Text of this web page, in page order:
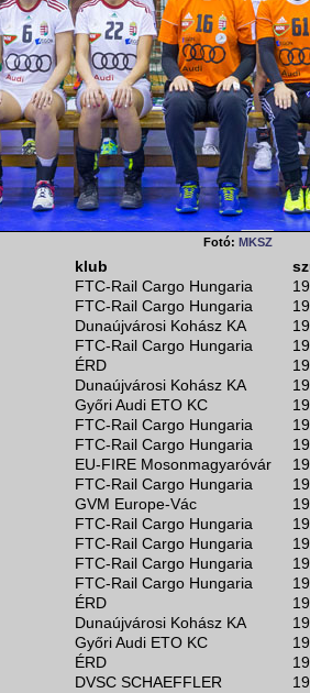
Fotó: MKSZ
klub
FTC-Rail Cargo Hungaria
FTC-Rail Cargo Hungaria
Dunaújvárosi Kohász KA
FTC-Rail Cargo Hungaria
ÉRD
Dunaújvárosi Kohász KA
Győri Audi ETO KC
FTC-Rail Cargo Hungaria
FTC-Rail Cargo Hungaria
EU-FIRE Mosonmagyaróvár
FTC-Rail Cargo Hungaria
GVM Europe-Vác
FTC-Rail Cargo Hungaria
FTC-Rail Cargo Hungaria
FTC-Rail Cargo Hungaria
FTC-Rail Cargo Hungaria
ÉRD
Dunaújvárosi Kohász KA
Győri Audi ETO KC
ÉRD
DVSC SCHAEFFLER